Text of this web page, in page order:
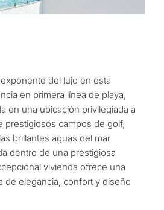
del lujo en esta
en primera línea de playa,
en una ubicación privilegiada a
prestigiosos campos de golf,
brillantes aguas del mar
dentro de una prestigiosa
vivienda ofrece una
de elegancia, confort y diseño